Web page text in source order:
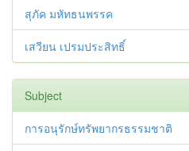
สุภัค มหัทธนพรรค
เสวียน เปรมประสิทธิ์
Subject
การอนุรักษ์ทรัพยากรธรรมชาติ